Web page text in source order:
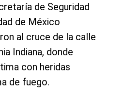
de Seguridad
de México
al cruce de la calle
Indiana, donde
con heridas
de fuego.